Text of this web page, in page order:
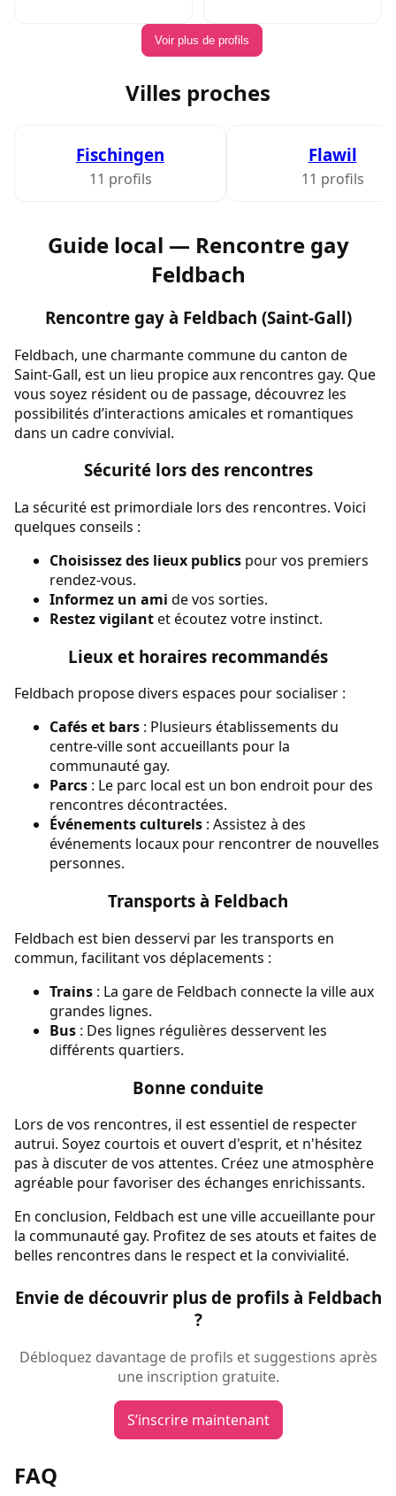
Voir plus de profils
Villes proches
Fischingen
11 profils
Flawil
11 profils
Guide local — Rencontre gay
Feldbach
Rencontre gay à Feldbach (Saint-Gall)
Feldbach, une charmante commune du canton de
Saint-Gall, est un lieu propice aux rencontres gay. Que
vous soyez résident ou de passage, découvrez les
possibilités d’interactions amicales et romantiques
dans un cadre convivial.
Sécurité lors des rencontres
La sécurité est primordiale lors des rencontres. Voici
quelques conseils :
Choisissez des lieux publics pour vos premiers
rendez-vous.
Informez un ami de vos sorties.
Restez vigilantet écoutez votre instinct.
Lieux et horaires recommandés
Feldbach propose divers espaces pour socialiser :
Cafés et bars : Plusieurs établissements du
centre-ville sont accueillants pour la
communauté gay.
Parcs : Le parc local est un bon endroit pour des
rencontres décontractées.
Événements culturels : Assistez à des
événements locaux pour rencontrer de nouvelles
personnes.
Transports à Feldbach
Feldbach est bien desservi par les transports en
commun, facilitant vos déplacements :
Trains : La gare de Feldbach connecte la ville aux
grandes lignes.
Bus : Des lignes régulières desservent les
différents quartiers.
Bonne conduite
Lors de vos rencontres, il est essentiel de respecter
autrui. Soyez courtois et ouvert d'esprit, et n'hésitez
pas à discuter de vos attentes. Créez une atmosphère
agréable pour favoriser des échanges enrichissants.
En conclusion, Feldbach est une ville accueillante pour
la communauté gay. Profitez de ses atouts et faites de
belles rencontres dans le respect et la convivialité.
Envie de découvrir plus de profils à Feldbach
?
Débloquez davantage de profils et suggestions après
une inscription gratuite.
S’inscrire maintenant
FAQ